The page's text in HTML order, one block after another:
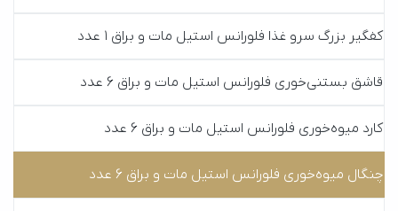
کفگیر بزرگ سرو غذا فلورانس استیل مات و براق 1 عدد
قاشق بستنی‌خوری فلورانس استیل مات و براق 6 عدد
کارد میوه‌خوری فلورانس استیل مات و براق 6 عدد
چنگال میوه‌خوری فلورانس استیل مات و براق 6 عدد